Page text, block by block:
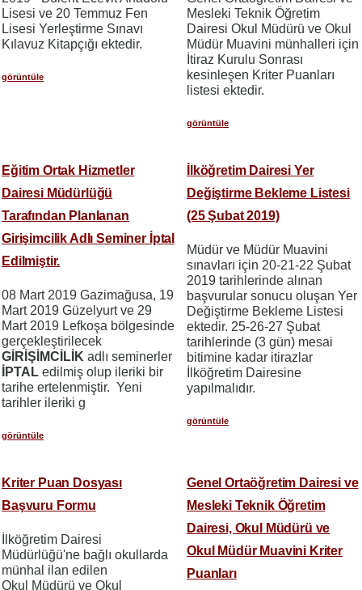
Lisesi ve 20 Temmuz Fen
Lisesi Yerleştirme Sınavı
Kılavuz Kitapçığı ektedir.
görüntüle
Mesleki Teknik Öğretim
Dairesi Okul Müdürü ve Okul
Müdür Muavini münhalleri için
İtiraz Kurulu Sonrası
kesinleşen Kriter Puanları
listesi ektedir.
görüntüle
Eğitim Ortak Hizmetler
Dairesi Müdürlüğü
Tarafından Planlanan
Girişimcilik Adlı Seminer İptal
Edilmiştir.
08 Mart 2019 Gazimağusa, 19
Mart 2019 Güzelyurt ve 29
Mart 2019 Lefkoşa bölgesinde
gerçekleştirilecek
GİRİŞİMCİLİK adlı seminerler
İPTAL edilmiş olup ileriki bir
tarihe ertelenmiştir. Yeni
tarihler ileriki g
görüntüle
İlköğretim Dairesi Yer
Değiştirme Bekleme Listesi
(25 Şubat 2019)
Müdür ve Müdür Muavini
sınavları için 20-21-22 Şubat
2019 tarihlerinde alınan
başvurular sonucu oluşan Yer
Değiştirme Bekleme Listesi
ektedir. 25-26-27 Şubat
tarihlerinde (3 gün) mesai
bitimine kadar itirazlar
İlköğretim Dairesine
yapılmalıdır.
görüntüle
Kriter Puan Dosyası
Başvuru Formu
İlköğretim Dairesi
Müdürlüğü'ne bağlı okullarda
münhal ilan edilen
Okul Müdürü ve Okul
Genel Ortaöğretim Dairesi ve
Mesleki Teknik Öğretim
Dairesi, Okul Müdürü ve
Okul Müdür Muavini Kriter
Puanları